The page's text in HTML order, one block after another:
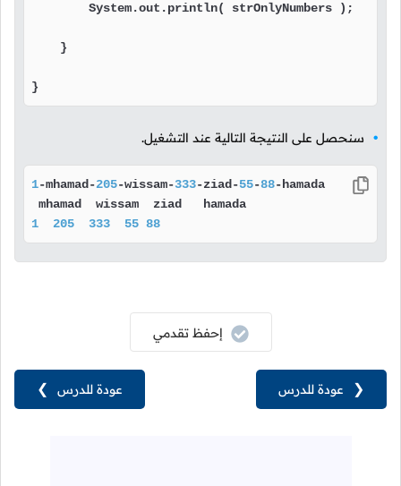
        System.out.println( strOnlyNumbers );
    }
}
سنحصل على النتيجة التالية عند التشغيل.
1-mhamad-205-wissam-333-ziad-55-88-hamada
1
205 333 55 88
عودة للدرس ❯
إحفظ تقدمي
❮ عودة للدرس